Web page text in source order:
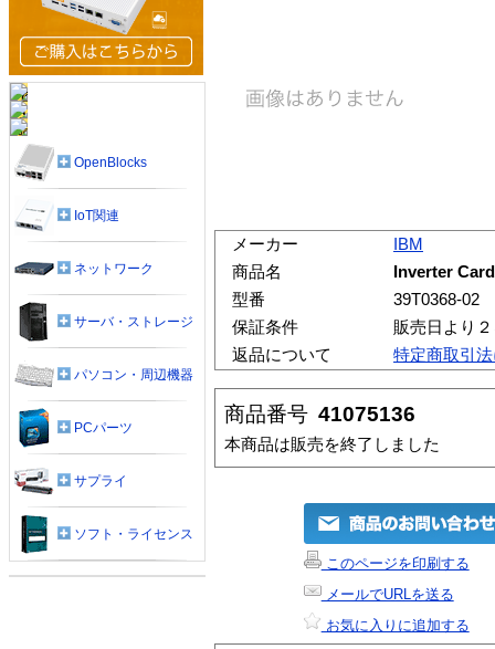
メーカー
IBM
商品名
Inverter
型番
39T0368-02
保証条件
販売日より
返品について
特定商取引
商品番号 41075136
本商品は販売を終了しました
このページを印刷する
メールでURLを送る
お気に入りに追加する
OpenBlocks
IoT関連
ネットワーク
サーバ・ストレージ
パソコン・周辺機器
PCパーツ
サプライ
ソフト・ライセンス